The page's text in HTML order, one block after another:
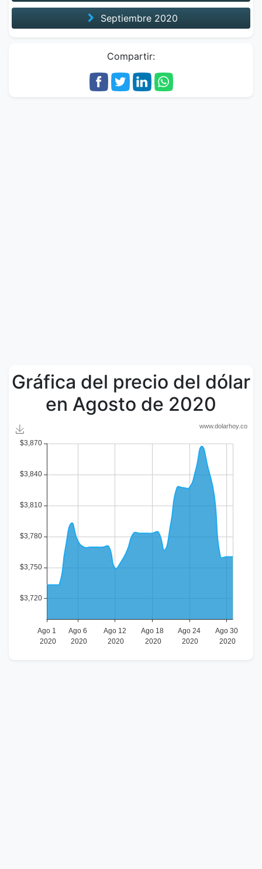
Septiembre2020
Compartir:
Gráfica del precio del dólar
en Agosto de 2020